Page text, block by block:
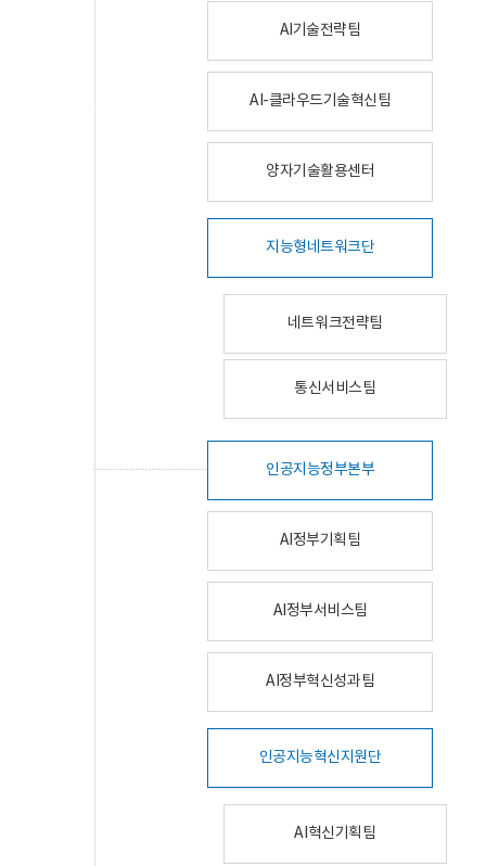
AI기술전략팀
AI-클라우드기술혁신팀
양자기술활용센터
지능형네트워크단
네트워크전략팀
통신서비스팀
인공지능정부본부
AI정부기획팀
AI정부서비스팀
AI정부혁신성과팀
인공지능혁신지원단
AI혁신기획팀